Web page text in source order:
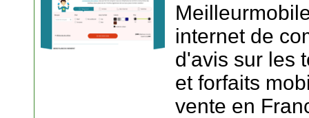
internet de
d'avis sur les
et forfaits
vente en